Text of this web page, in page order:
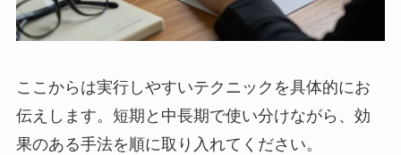
ここからは実行しやすいテクニックを具体的にお
伝えします。短期と中長期で使い分けながら、効
果のある手法を順に取り入れてください。